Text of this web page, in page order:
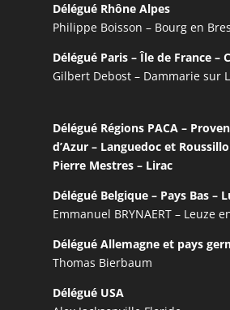
Délégué Rhône Alpes
Philippe Boisson – Bourg en
Délégué Paris – Île de France –
Gilbert Debost – Dammarie sur
Délégué Régions PACA –
d’Azur – Languedoc et
Pierre Mestres – Lirac
Délégué Belgique – Pays Bas –
Emmanuel BRYNAERT – Leuze
Délégué Allemagne et pays
Thomas Bierbaum
Délégué USA